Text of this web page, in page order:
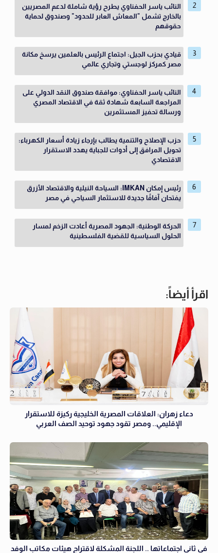
النائب ياسر الحفناوي يطرح رؤية شاملة لدعم المصريين
بالخارج تشمل "المعاش العابر للحدود" وصندوق لحماية
حقوقهم
قيادي بحزب الجيل: اجتماع الرئيس بالعلمين يرسخ مكانة
مصر كمركز لوجستي وتجاري عالمي
النائب ياسر الحفناوي: موافقة صندوق النقد الدولي على
المراجعة السابعة شهادة ثقة في الاقتصاد المصري
ورسالة تحفيز المستثمرين
حزب الإصلاح والتنمية يطالب بإرجاء زيادة أسعار الكهرباء:
تحويل المرافق إلى أدوات للجباية يهدد الاستقرار
الاقتصادي
رئيس إمكان IMKAN: السياحة النيلية والاقتصاد الأزرق
يفتحان آفاقًا جديدة للاستثمار السياحي في مصر
الحركة الوطنية: الجهود المصرية أعادت الزخم لمسار
الحلول السياسية للقضية الفلسطينية
اقرأ أيضاً:
دعاء زهران: العلاقات المصرية الخليجية ركيزة للاستقرار
الإقليمي.. ومصر تقود جهود توحيد الصف العربي
في ثاني اجتماعاتها .. اللجنة المشكلة لاقتراح هيئات مكاتب الوفد